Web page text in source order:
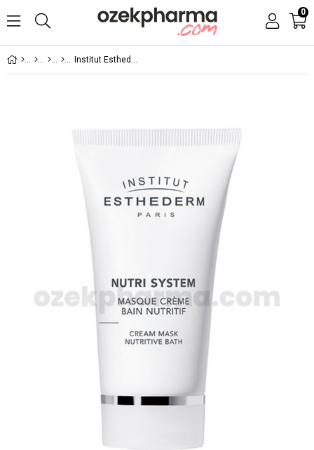
0
Institut Esthederm Nutri System Cream Mask 75ml